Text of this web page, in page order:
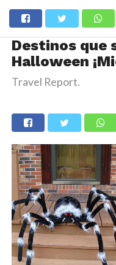
Destinos que
Halloween
Travel Report.